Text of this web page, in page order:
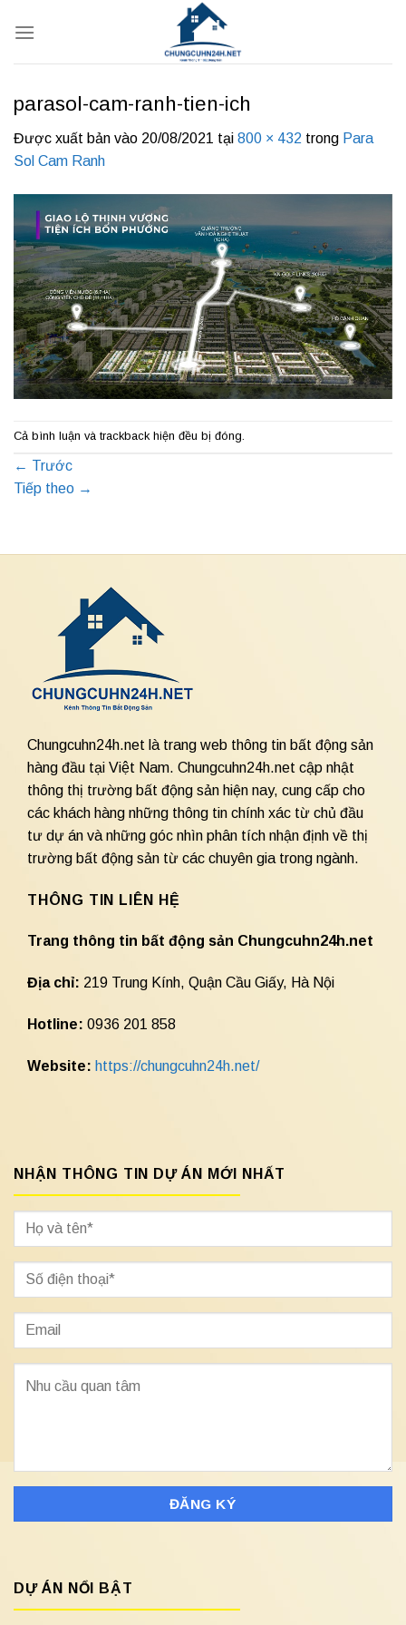
qua
parasol-cam-ranh-tien-ich
Được xuất bản vào 20/08/2021 tại 800 × 432 trong Para
Sol Cam Ranh
Cả bình luận và trackback hiện đều bị đóng.
← Trước
Tiếp theo →
Chungcuhn24h.net là trang web thông tin bất động sản
hàng đầu tại Việt Nam. Chungcuhn24h.net cập nhật
thông thị trường bất động sản hiện nay, cung cấp cho
các khách hàng những thông tin chính xác từ chủ đầu
tư dự án và những góc nhìn phân tích nhận định về thị
trường bất động sản từ các chuyên gia trong ngành.
THÔNG TIN LIÊN HỆ
Trang thông tin bất động sản Chungcuhn24h.net
Địa chỉ: 219 Trung Kính, Quận Cầu Giấy, Hà Nội
Hotline: 0936 201 858
Website: https://chungcuhn24h.net/
NHẬN THÔNG TIN DỰ ÁN MỚI NHẤT
DỰ ÁN NỔI BẬT